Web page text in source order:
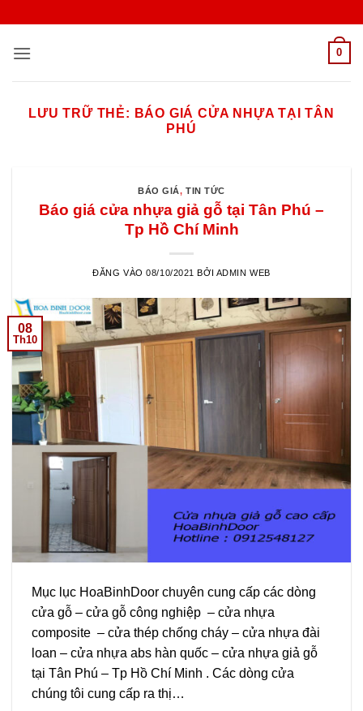
nội
0
LƯU TRỮ THẺ: BÁO GIÁ CỬA NHỰA TẠI TÂN
PHÚ
BÁO GIÁ,TIN TỨC
Báo giá cửa nhựa giả gỗ tại Tân Phú –
Tp Hồ Chí Minh
ĐĂNG VÀO08/10/2021 BỞI ADMIN WEB
08
Th10
Mục lục HoaBinhDoor chuyên cung cấp các dòng
cửa gỗ – cửa gỗ công nghiệp – cửa nhựa
composite – cửa thép chống cháy – cửa nhựa đài
loan – cửa nhựa abs hàn quốc – cửa nhựa giả gỗ
tại Tân Phú – Tp Hồ Chí Minh . Các dòng cửa
chúng tôi cung cấp ra thị…